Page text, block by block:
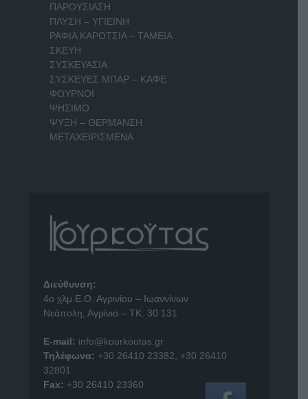
ΠΑΡΟΥΣΙΑΣΗ
ΠΛΥΣΗ – ΥΓΙΕΙΝΗ
ΡΑΦΙΑ ΚΑΡΟΤΣΙΑ – ΤΑΜΕΙΑ
ΣΚΕΥΗ
ΣΥΣΚΕΥΑΣΙΑ
ΣΥΣΚΕΥΕΣ ΜΠΑΡ – ΚΑΦΕ
ΦΟΥΡΝΟΙ
ΨΗΣΙΜΟ
ΨΥΞΗ – ΘΕΡΜΑΝΣΗ
ΜΕΤΑΧΕΙΡΙΣΜΕΝΑ
Διεύθυνση:
4o χλμ Ε.Ο. Αγρινίου – Ιωαννίνων
Νεάπολη, Αγρίνιο – ΤΚ: 30 131
E-mail: info@kourkoutas.gr
Τηλέφωνα: +30 26410 23382
+30 26410
32801
Fax: +30 26410 23360